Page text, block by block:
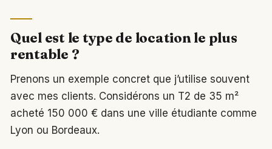
Quel est le type de location le plus
rentable ?
Prenons un exemple concret que j’utilise souvent
avec mes clients. Considérons un T2 de 35 m²
acheté 150 000 € dans une ville étudiante comme
Lyon ou Bordeaux.